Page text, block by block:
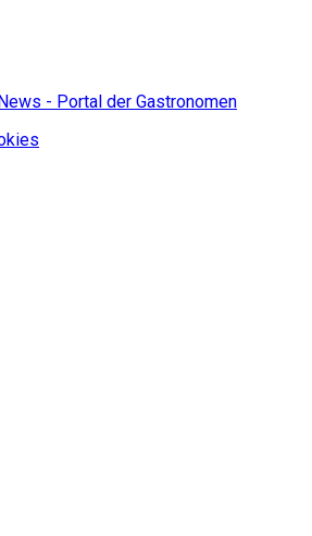
- Portal der Gastronomen